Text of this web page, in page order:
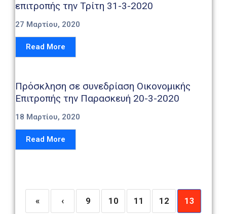
επιτροπής την Τρίτη 31-3-2020
27 Μαρτίου, 2020
Read More
Πρόσκληση σε συνεδρίαση Οικονομικής
Επιτροπής την Παρασκευή 20-3-2020
18 Μαρτίου, 2020
Read More
« ‹ 9 10 11 12 13